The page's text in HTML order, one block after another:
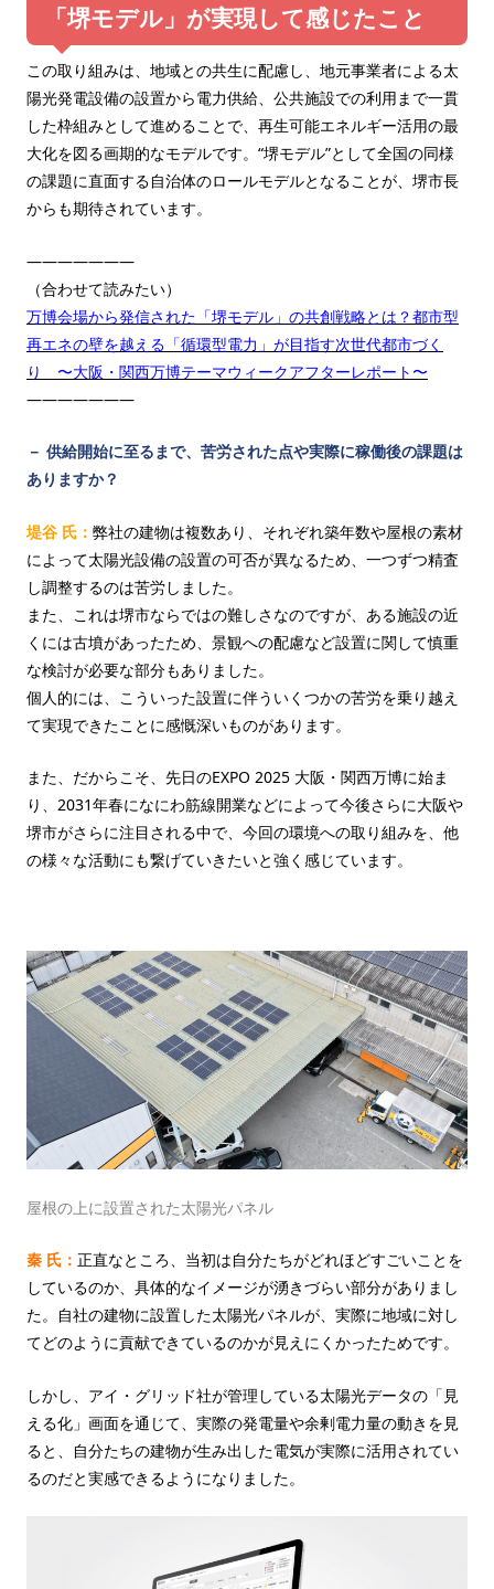
「堺モデル」が実現して感じたこと
この取り組みは、地域との共生に配慮し、地元事業者による太
陽光発電設備の設置から電力供給、公共施設での利用まで一貫
した枠組みとして進めることで、再生可能エネルギー活用の最
大化を図る画期的なモデルです。“堺モデル”として全国の同様
の課題に直面する自治体のロールモデルとなることが、堺市長
からも期待されています。
―――――――
（合わせて読みたい）
万博会場から発信された「堺モデル」の共創戦略とは？都市型
再エネの壁を越える「循環型電力」が目指す次世代都市づく
り 〜大阪・関西万博テーマウィークアフターレポート〜
―――――――
－ 供給開始に至るまで、苦労された点や実際に稼働後の課題は
ありますか？
堤谷 氏： 弊社の建物は複数あり、それぞれ築年数や屋根の素材
によって太陽光設備の設置の可否が異なるため、一つずつ精査
し調整するのは苦労しました。
また、これは堺市ならではの難しさなのですが、ある施設の近
くには古墳があったため、景観への配慮など設置に関して慎重
な検討が必要な部分もありました。
個人的には、こういった設置に伴ういくつかの苦労を乗り越え
て実現できたことに感慨深いものがあります。
また、だからこそ、先日のEXPO 2025 大阪・関西万博に始ま
り、2031年春になにわ筋線開業などによって今後さらに大阪や
堺市がさらに注目される中で、今回の環境への取り組みを、他
の様々な活動にも繋げていきたいと強く感じています。
屋根の上に設置された太陽光パネル
秦 氏： 正直なところ、当初は自分たちがどれほどすごいことを
しているのか、具体的なイメージが湧きづらい部分がありまし
た。自社の建物に設置した太陽光パネルが、実際に地域に対し
てどのように貢献できているのかが見えにくかったためです。
しかし、アイ・グリッド社が管理している太陽光データの「見
える化」画面を通じて、実際の発電量や余剰電力量の動きを見
ると、自分たちの建物が生み出した電気が実際に活用されてい
るのだと実感できるようになりました。